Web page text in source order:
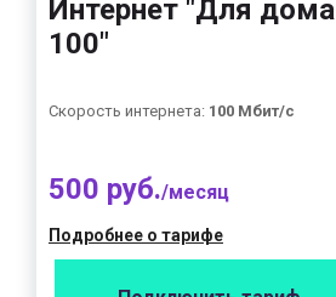
Интернет "Для дома
100"
Скорость интернета: 100 Мбит/с
500 руб./месяц
Подробнее о тарифе